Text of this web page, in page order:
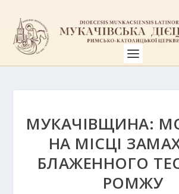
МУКАЧІВЩИНА:
НА МІСЦІ
БЛАЖЕННОГО
РОМЖУ